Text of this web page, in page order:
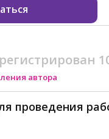
автора
проведения